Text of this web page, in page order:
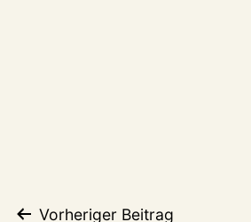
Vorheriger Beitrag